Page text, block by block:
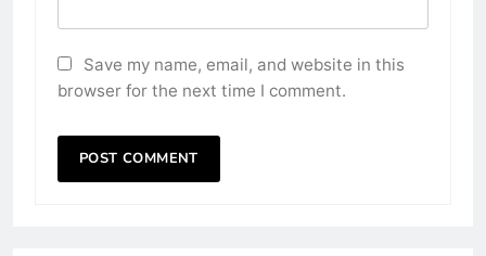
Save my name, email, and website in this
browser for the next time I comment.